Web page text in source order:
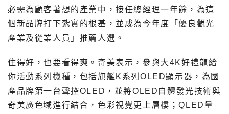
必需為顧客著想的產業中，接任總經理一年餘，為這
個新品牌打下紮實的根基，並成為今年度「優良觀光
產業及從業人員」推薦人選。
住得好，也要看得爽。奇美表示，參與大4K好禮龍給
你活動系列機種，包括旗艦K系列OLED顯示器，為國
產品牌第一台聲控OLED，並將OLED自體發光技術與
奇美廣色域進行結合，色彩視覺更上層樓；QLED量